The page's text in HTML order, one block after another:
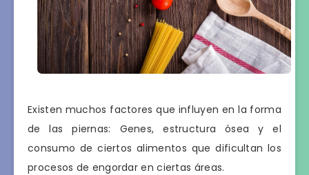
Existen muchos factores que influyen en la forma
de las piernas: Genes, estructura ósea y el
consumo de ciertos alimentos que dificultan los
procesos de engordar en ciertas áreas.